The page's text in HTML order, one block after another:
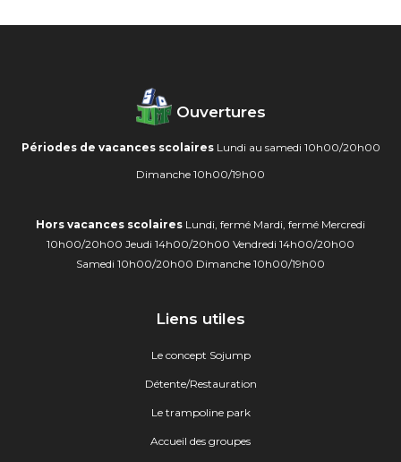
Ouvertures
Périodes de vacances scolairesLundi au samedi 10h00/20h00
Dimanche 10h00/19h00
Hors vacances scolaires Lundi, fermé Mardi, fermé Mercredi
10h00/20h00 Jeudi 14h00/20h00 Vendredi 14h00/20h00
Samedi 10h00/20h00 Dimanche 10h00/19h00
Liens utiles
Le concept Sojump
Détente/Restauration
Le trampoline park
Accueil des groupes